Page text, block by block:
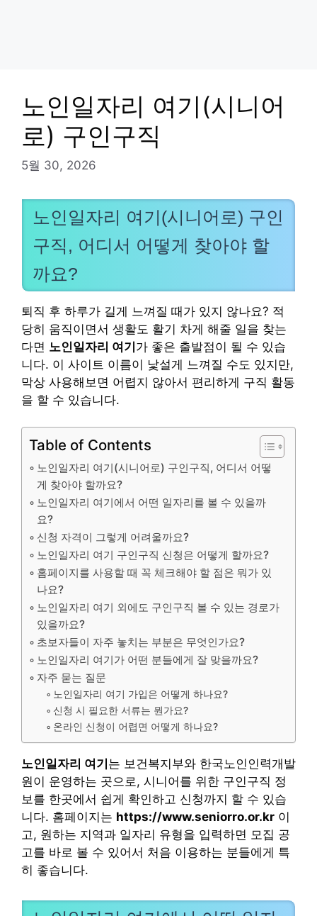
노인일자리 여기(시니어
로) 구인구직
5월 30, 2026
노인일자리 여기(시니어로) 구인
구직, 어디서 어떻게 찾아야 할
까요?
퇴직 후 하루가 길게 느껴질 때가 있지 않나요? 적
당히 움직이면서 생활도 활기 차게 해줄 일을 찾는
다면 노인일자리 여기가 좋은 출발점이 될 수 있습
니다. 이 사이트 이름이 낯설게 느껴질 수도 있지만,
막상 사용해보면 어렵지 않아서 편리하게 구직 활동
을 할 수 있습니다.
Table of Contents
노인일자리 여기(시니어로) 구인구직, 어디서 어떻
게 찾아야 할까요?
노인일자리 여기에서 어떤 일자리를 볼 수 있을까
요?
신청 자격이 그렇게 어려울까요?
노인일자리 여기 구인구직 신청은 어떻게 할까요?
홈페이지를 사용할 때 꼭 체크해야 할 점은 뭐가 있
나요?
노인일자리 여기 외에도 구인구직 볼 수 있는 경로가
있을까요?
초보자들이 자주 놓치는 부분은 무엇인가요?
노인일자리 여기가 어떤 분들에게 잘 맞을까요?
자주 묻는 질문
노인일자리 여기 가입은 어떻게 하나요?
신청 시 필요한 서류는 뭔가요?
온라인 신청이 어렵면 어떻게 하나요?
노인일자리 여기 는 보건복지부와 한국노인인력개발
원이 운영하는 곳으로, 시니어를 위한 구인구직 정
보를 한곳에서 쉽게 확인하고 신청까지 할 수 있습
니다. 홈페이지는 https://www.seniorro.or.kr 이
고, 원하는 지역과 일자리 유형을 입력하면 모집 공
고를 바로 볼 수 있어서 처음 이용하는 분들에게 특
히 좋습니다.